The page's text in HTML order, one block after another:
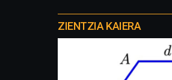
proyectos
ZIENTZIA KAIERA